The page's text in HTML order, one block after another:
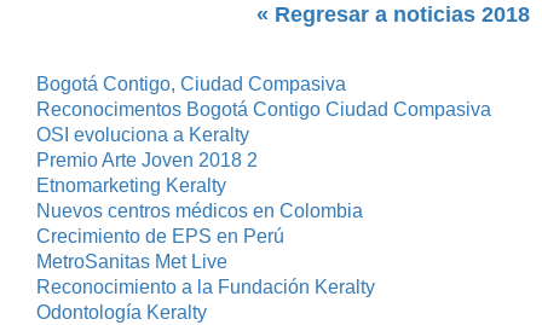
« Regresar a noticias 2018
Bogotá Contigo, Ciudad Compasiva
Reconocimentos Bogotá Contigo Ciudad Compasiva
OSI evoluciona a Keralty
Premio Arte Joven 2018 2
Etnomarketing Keralty
Nuevos centros médicos en Colombia
Crecimiento de EPS en Perú
MetroSanitas Met Live
Reconocimiento a la Fundación Keralty
Odontología Keralty